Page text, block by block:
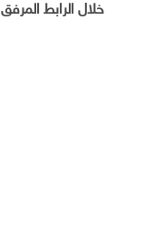
خلال الرابط المرفق